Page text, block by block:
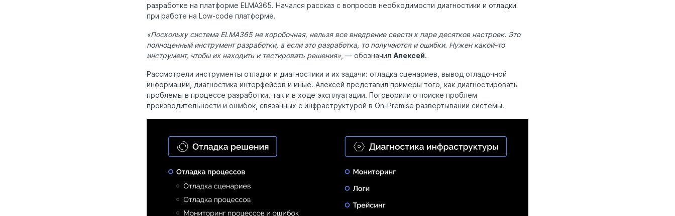
разработке на платформе ELMA365. Начался рассказ с вопросов необходимости диагностики и отладки
при работе на Low-code платформе.
«Поскольку система ELMA365 не коробочная, нельзя все внедрение свести к паре десятков настроек. Это
полноценный инструмент разработки, а если это разработка, то получаются и ошибки. Нужен какой-то
инструмент, чтобы их находить и тестировать решения» , — обозначил Алексей.
Рассмотрели инструменты отладки и диагностики и их задачи: отладка сценариев, вывод отладочной
информации, диагностика интерфейсов и иные. Алексей представил примеры того, как диагностировать
проблемы в процессе разработки, так и в ходе эксплуатации. Поговорили о поиске проблем
производительности и ошибок, связанных с инфраструктурой в On-Premise развертывании системы.